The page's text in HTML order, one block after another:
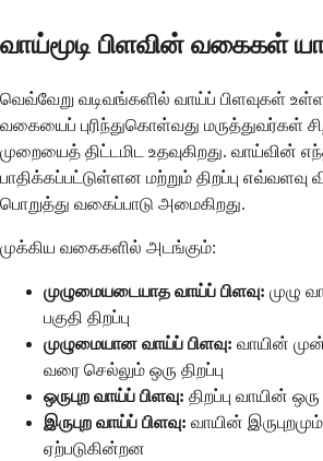
வாய்மூடி பிளவின் வகைகள்
வெவ்வேறு வடிவங்களில் வாய்ப் பிளவுகள்
வகையைப் புரிந்துகொள்வது மருத்துவர்கள்
முறையைத் திட்டமிட உதவுகிறது. வாய்வின்
பாதிக்கப்பட்டுள்ளன மற்றும் திறப்பு எவ்வளவு
பொறுத்து வகைப்பாடு அமைகிறது.
முக்கிய வகைகளில் அடங்கும்:
முழுமையடையாத வாய்ப் பிளவு: முழு
பகுதி திறப்பு
முழுமையான வாய்ப் பிளவு: வாயின்
வரை செல்லும் ஒரு திறப்பு
ஒருபுற வாய்ப் பிளவு: திறப்பு வாயின்
இருபுற வாய்ப் பிளவு: வாயின்
ஏற்படுகின்றன